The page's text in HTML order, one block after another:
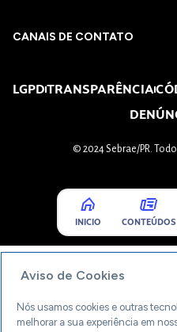
CANAIS DE CONTATO
LGPDTRANSPARÊNCIA
© 2024 Sebrae/PR.
INICIO CONTEÚDOS
Aviso de Cookies
Nós usamos cookies e outras
melhorar a sua experiência em